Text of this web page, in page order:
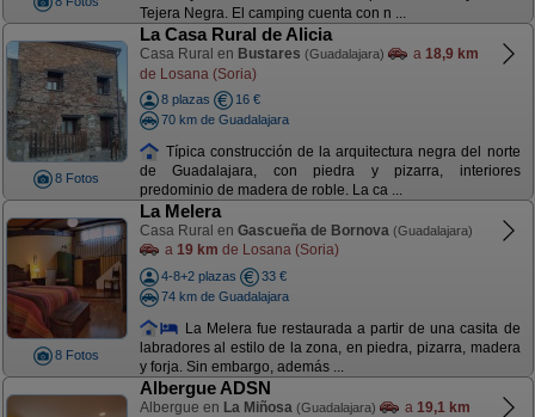
Tejera Negra. El camping cuenta con n ...
8 Fotos
La Casa Rural de Alicia
Casa Rural en Bustares (Guadalajara) a 18,9 km
de Losana (Soria)
8 plazas
16 €
70 km de Guadalajara
Típica construcción de la arquitectura negra del norte
de Guadalajara, con piedra y pizarra, interiores
predominio de madera de roble. La ca ...
8 Fotos
La Melera
Casa Rural en Gascueña de Bornova (Guadalajara)
a 19 km de Losana (Soria)
4-8+2 plazas
33 €
74 km de Guadalajara
La Melera fue restaurada a partir de una casita de
labradores al estilo de la zona, en piedra, pizarra, madera
y forja. Sin embargo, además ...
Albergue ADSN
Albergue en La Miñosa (Guadalajara) a 19,1 km